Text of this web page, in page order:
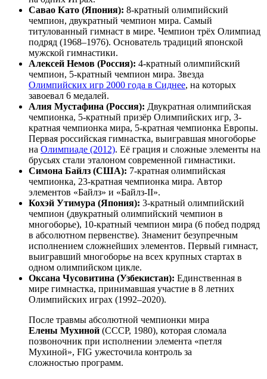
Савао Като (Япония): 8-кратный олимпийский
чемпион, двукратный чемпион мира. Самый
титулованный гимнаст в мире. Чемпион трёх Олимпиад
подряд (1968–1976). Основатель традиций японской
мужской гимнастики.
Алексей Немов (Россия): 4-кратный олимпийский
чемпион, 5-кратный чемпион мира. Звезда
Олимпийских игр 2000 года в Сиднее, на которых
завоевал 6 медалей.
Алия Мустафина (Россия): Двукратная олимпийская
чемпионка, 5-кратный призёр Олимпийских игр, 3-
кратная чемпионка мира, 5-кратная чемпионка Европы.
Первая российская гимнастка, выигравшая многоборье
на Олимпиаде (2012). Её грация и сложные элементы на
брусьях стали эталоном современной гимнастики.
Симона Байлз (США): 7-кратная олимпийская
чемпионка, 23-кратная чемпионка мира. Автор
элементов «Байлз» и «Байлз-II».
Кохэй Утимура (Япония): 3-кратный олимпийский
чемпион (двукратный олимпийский чемпион в
многоборье), 10-кратный чемпион мира (6 побед подряд
в абсолютном первенстве). Знаменит безупречным
исполнением сложнейших элементов. Первый гимнаст,
выигравший многоборье на всех крупных стартах в
одном олимпийском цикле.
Оксана Чусовитина (Узбекистан): Единственная в
мире гимнастка, принимавшая участие в 8 летних
Олимпийских играх (1992–2020).
После травмы абсолютной чемпионки мира
Елены Мухиной (СССР, 1980), которая сломала
позвоночник при исполнении элемента «петля
Мухиной», FIG ужесточила контроль за
сложностью программ.